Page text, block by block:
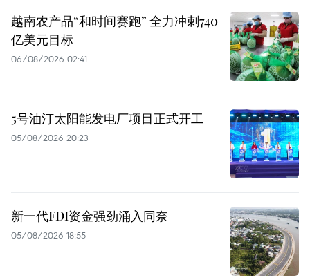
越南农产品“和时间赛跑” 全力冲刺740
亿美元目标
06/08/2026 02:41
5号油汀太阳能发电厂项目正式开工
05/08/2026 20:23
新一代FDI资金强劲涌入同奈
05/08/2026 18:55